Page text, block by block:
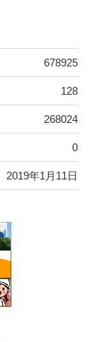
678925
128
268024
0
2019年1月11日